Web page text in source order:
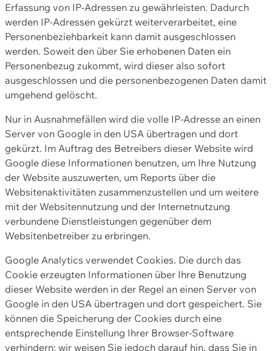
Erfassung von IP-Adressen zu gewährleisten. Dadurch
werden IP-Adressen gekürzt weiterverarbeitet, eine
Personenbeziehbarkeit kann damit ausgeschlossen
werden. Soweit den über Sie erhobenen Daten ein
Personenbezug zukommt, wird dieser also sofort
ausgeschlossen und die personenbezogenen Daten damit
umgehend gelöscht.
Nur in Ausnahmefällen wird die volle IP-Adresse an einen
Server von Google in den USA übertragen und dort
gekürzt. Im Auftrag des Betreibers dieser Website wird
Google diese Informationen benutzen, um Ihre Nutzung
der Website auszuwerten, um Reports über die
Websitenaktivitäten zusammenzustellen und um weitere
mit der Websitennutzung und der Internetnutzung
verbundene Dienstleistungen gegenüber dem
Websitenbetreiber zu erbringen.
Google Analytics verwendet Cookies. Die durch das
Cookie erzeugten Informationen über Ihre Benutzung
dieser Website werden in der Regel an einen Server von
Google in den USA übertragen und dort gespeichert. Sie
können die Speicherung der Cookies durch eine
entsprechende Einstellung Ihrer Browser-Software
verhindern; wir weisen Sie jedoch darauf hin, dass Sie in